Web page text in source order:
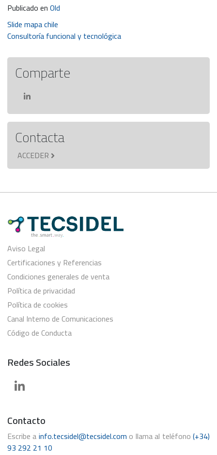
Publicado enOld
Navegación
de
entradas
Slide mapa chile
Consultoría funcional y tecnológica
Comparte
Contacta
ACCEDER
Aviso Legal
Certificaciones y Referencias
Condiciones generales de venta
Política de privacidad
Política de cookies
Canal Interno de Comunicaciones
Código de Conducta
Redes Sociales
Contacto
Escribe ainfo.tecsidel@tecsidel.com o llama al teléfono(+34)
93 292 21 10